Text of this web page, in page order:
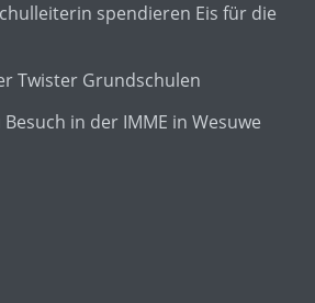
spendieren Eis für die
Twister Grundschulen
in der IMME in Wesuwe